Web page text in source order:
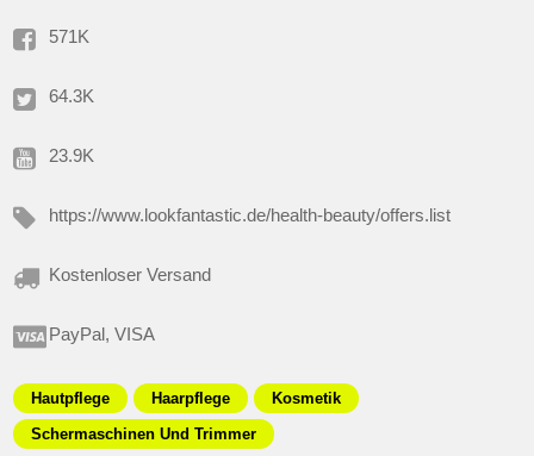
571K
64.3K
23.9K
https://www.lookfantastic.de/health-beauty/offers.list
Kostenloser Versand
PayPal, VISA
Hautpflege Haarpflege
Kosmetik
Schermaschinen Und Trimmer